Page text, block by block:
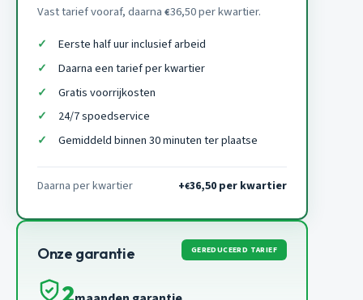
Vast tarief vooraf, daarna €36,50 per kwartier.
Eerste half uur inclusief arbeid
Daarna een tarief per kwartier
Gratis voorrijkosten
24/7 spoedservice
Gemiddeld binnen 30 minuten ter plaatse
Daarna per kwartier +€36,50 per kwartier
Onze garantie GEREDUCEERD TARIEF